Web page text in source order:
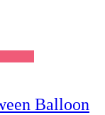
Balloon